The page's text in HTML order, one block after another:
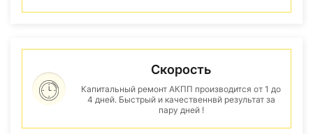
Скорость
Капитальный ремонт АКПП производится от 1 до
4 дней. Быстрый и качественнвй результат за
пару дней !